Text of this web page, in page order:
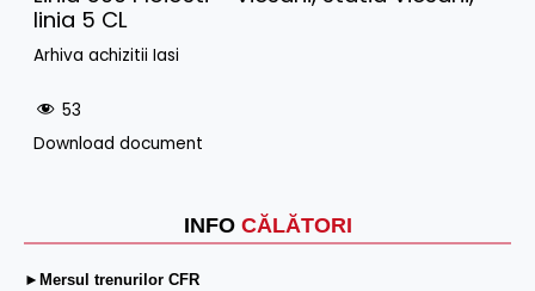
INFO CĂLĂTORI
►Mersul trenurilor CFR
linia 5 CL
Arhiva achizitii Iasi
53
Download document